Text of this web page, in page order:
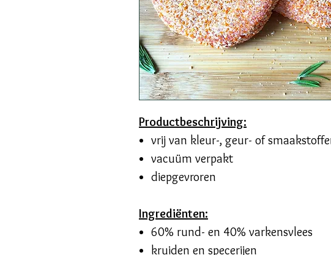
Productbeschrijving:
vrij van kleur-, geur- of
vacuüm verpakt
diepgevroren
Ingrediënten:
60% rund- en 40% varkensvlees
kruiden en specerijen